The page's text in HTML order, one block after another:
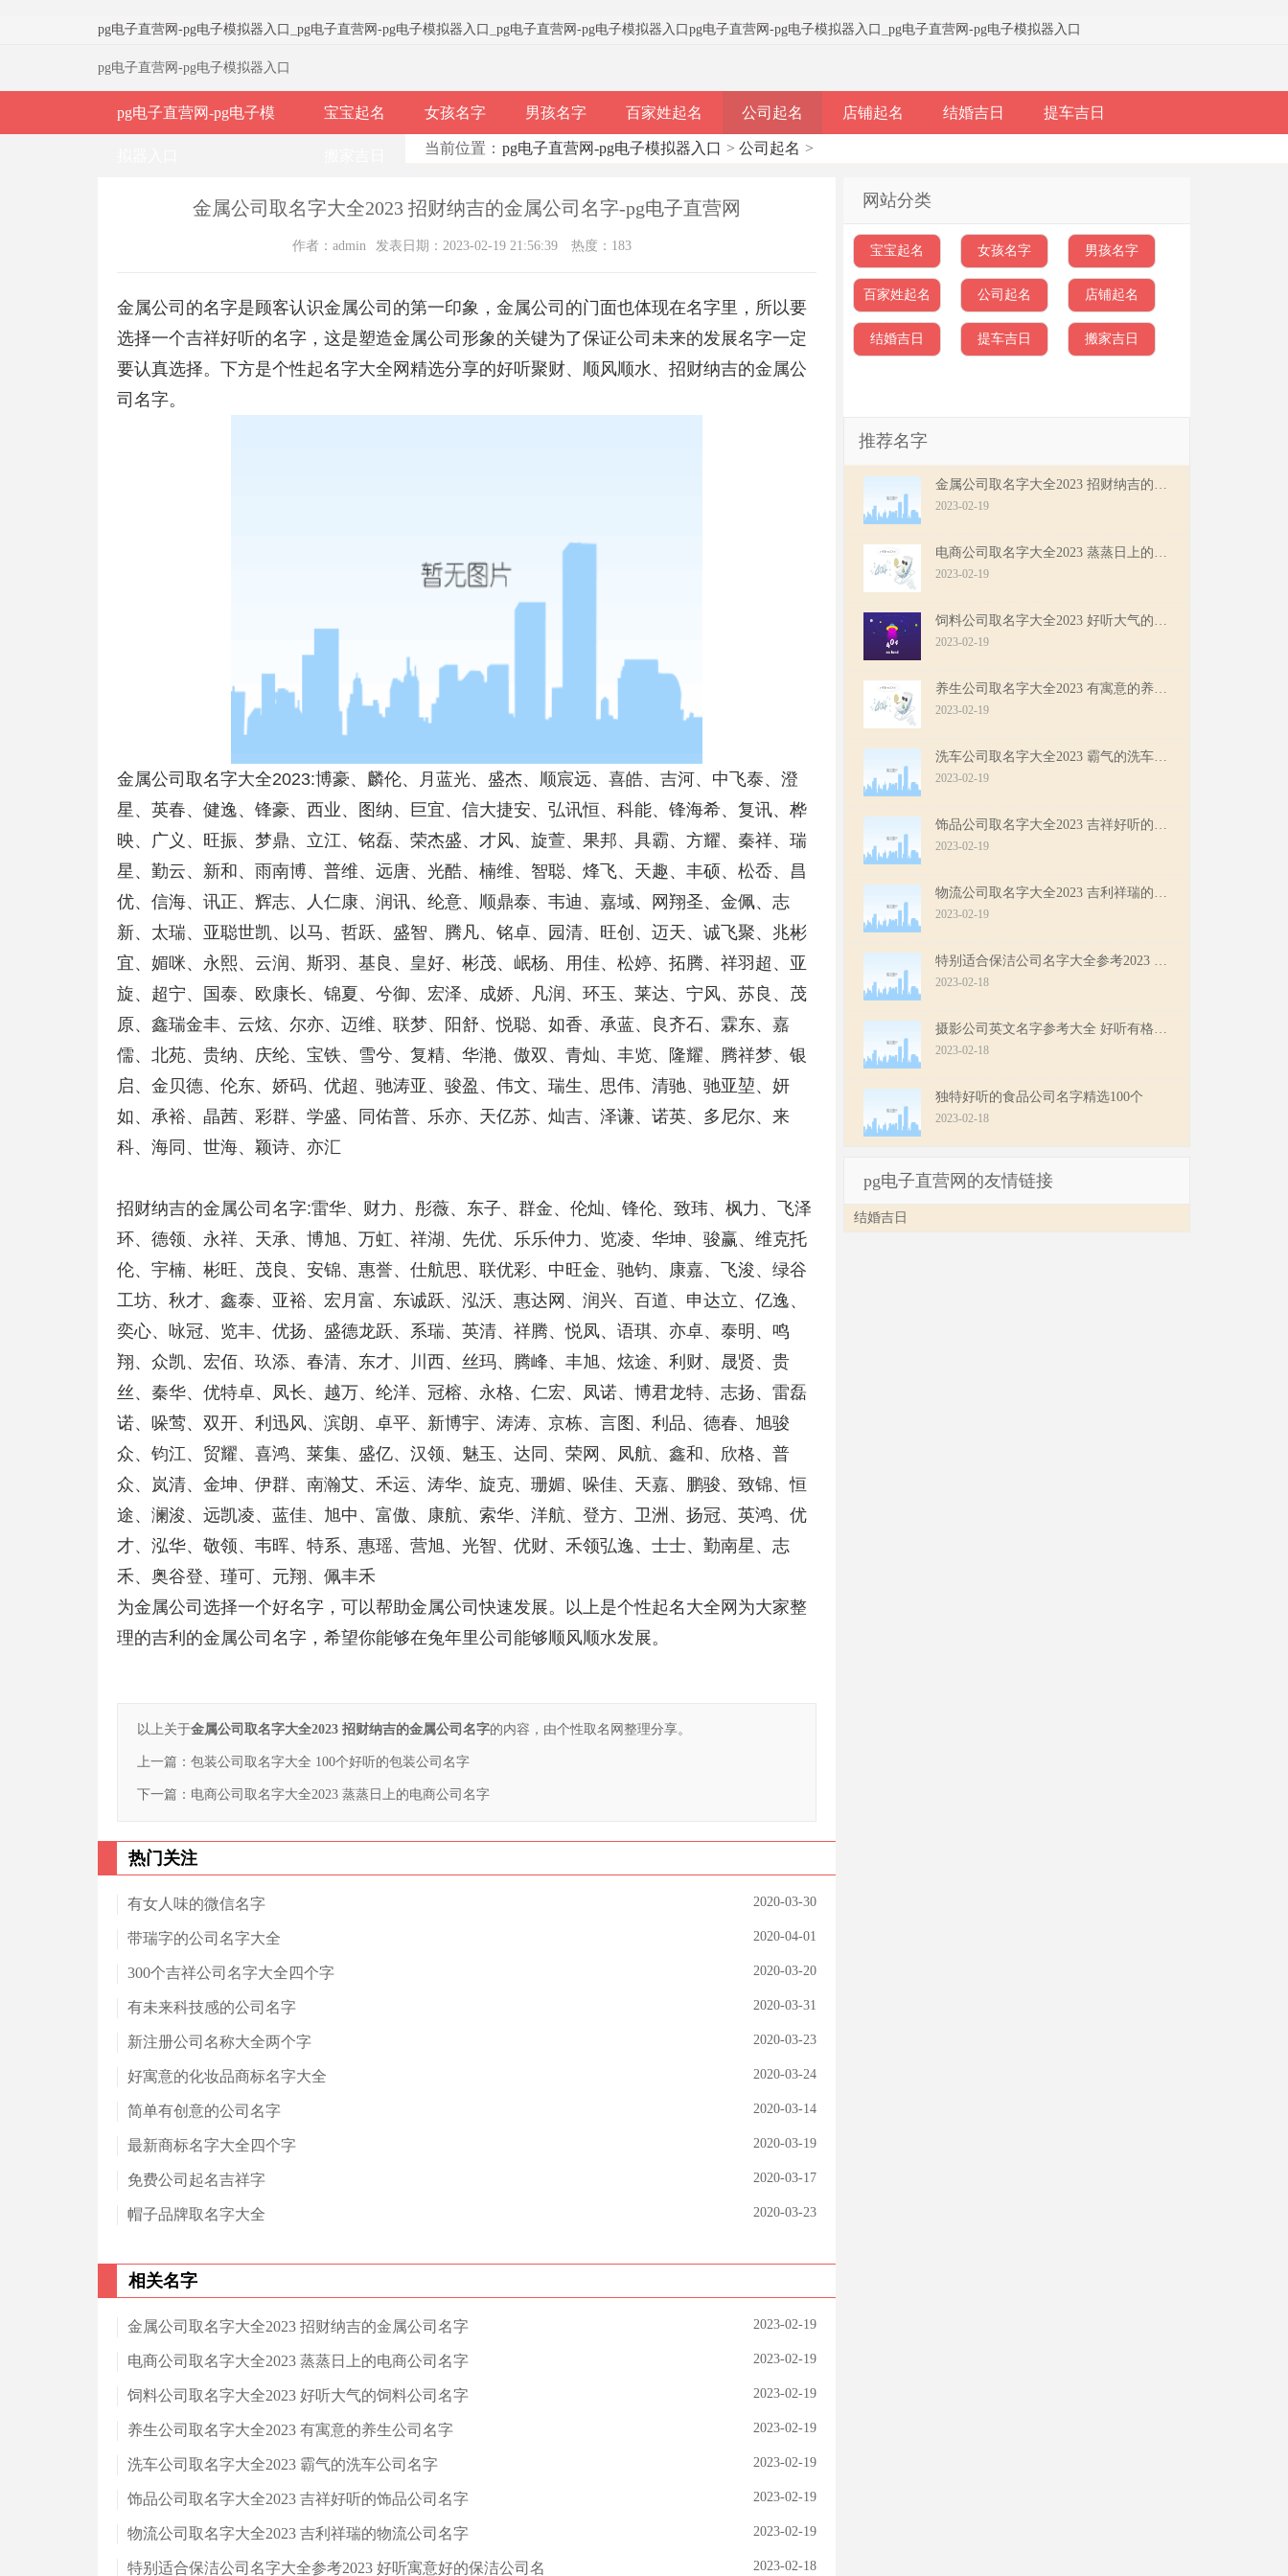
pg电子直营网-pg电子模拟器入口 pg电子直营网-pg电子模拟器入口 pg电子直营网-pg电子模拟器入口 pg电子直营网-pg电子模拟器入口 pg电子直营网-pg电子模拟器入口
pg电子直营网-pg电子模拟器入口
pg电子直营网-pg电子模 宝宝起名 女孩名字 男孩名字 百家姓起名 公司起名 店铺起名 结婚吉日 提车吉日
当前位置： pg电子直营网-pg电子模拟器入口 > 公司起名 >
金属公司取名字大全2023 招财纳吉的金属公司名字-pg电子直营网
作者：admin 发表日期：2023-02-19 21:56:39 热度：183
金属公司的名字是顾客认识金属公司的第一印象，金属公司的门面也体现在名字里，所以要
选择一个吉祥好听的名字，这是塑造金属公司形象的关键为了保证公司未来的发展名字一定
要认真选择。下方是个性起名字大全网精选分享的好听聚财、顺风顺水、招财纳吉的金属公
司名字。
金属公司取名字大全2023:博豪、麟伦、月蓝光、盛杰、顺宸远、喜皓、吉河、中飞泰、澄
星、英春、健逸、锋豪、西业、图纳、巨宜、信大捷安、弘讯恒、科能、锋海希、复讯、桦
映、广义、旺振、梦鼎、立江、铭磊、荣杰盛、才风、旋萱、果邦、具霸、方耀、秦祥、瑞
星、勤云、新和、雨南博、普维、远唐、光酷、楠维、智聪、烽飞、天趣、丰硕、松岙、昌
优、信海、讯正、辉志、人仁康、润讯、纶意、顺鼎泰、韦迪、嘉域、网翔圣、金佩、志
新、太瑞、亚聪世凯、以马、哲跃、盛智、腾凡、铭卓、园清、旺创、迈天、诚飞聚、兆彬
宜、媚咪、永熙、云润、斯羽、基良、皇好、彬茂、岷杨、用佳、松婷、拓腾、祥羽超、亚
旋、超宁、国泰、欧康长、锦夏、兮御、宏泽、成娇、凡润、环玉、莱达、宁风、苏良、茂
原、鑫瑞金丰、云炫、尔亦、迈维、联梦、阳舒、悦聪、如香、承蓝、良齐石、霖东、嘉
儒、北苑、贵纳、庆纶、宝铁、雪兮、复精、华滟、傲双、青灿、丰览、隆耀、腾祥梦、银
启、金贝德、伦东、娇码、优超、驰涛亚、骏盈、伟文、瑞生、思伟、清驰、驰亚堃、妍
如、承裕、晶茜、彩群、学盛、同佑普、乐亦、天亿苏、灿吉、泽谦、诺英、多尼尔、来
科、海同、世海、颖诗、亦汇
招财纳吉的金属公司名字:雷华、财力、彤薇、东子、群金、伦灿、锋伦、致玮、枫力、飞泽
环、德领、永祥、天承、博旭、万虹、祥湖、先优、乐乐仲力、览凌、华坤、骏赢、维克托
伦、宇楠、彬旺、茂良、安锦、惠誉、仕航思、联优彩、中旺金、驰钧、康嘉、飞浚、绿谷
工坊、秋才、鑫泰、亚裕、宏月富、东诚跃、泓沃、惠达网、润兴、百道、申达立、亿逸、
奕心、咏冠、览丰、优扬、盛德龙跃、系瑞、英清、祥腾、悦凤、语琪、亦卓、泰明、鸣
翔、众凯、宏佰、玖添、春清、东才、川西、丝玛、腾峰、丰旭、炫途、利财、晟贤、贵
丝、秦华、优特卓、凤长、越万、纶洋、冠榕、永格、仁宏、凤诺、博君龙特、志扬、雷磊
诺、哚莺、双开、利迅风、滨朗、卓平、新博宇、涛涛、京栋、言图、利品、德春、旭骏
众、钧江、贸耀、喜鸿、莱集、盛亿、汉领、魅玉、达同、荣网、凤航、鑫和、欣格、普
众、岚清、金坤、伊群、南瀚艾、禾运、涛华、旋克、珊媚、哚佳、天嘉、鹏骏、致锦、恒
途、澜浚、远凯凌、蓝佳、旭中、富傲、康航、索华、洋航、登方、卫洲、扬冠、英鸿、优
才、泓华、敬领、韦晖、特系、惠瑶、营旭、光智、优财、禾领弘逸、士士、勤南星、志
禾、奥谷登、瑾可、元翔、佩丰禾
为金属公司选择一个好名字，可以帮助金属公司快速发展。以上是个性起名大全网为大家整
理的吉利的金属公司名字，希望你能够在兔年里公司能够顺风顺水发展。
以上关于金属公司取名字大全2023 招财纳吉的金属公司名字的内容，由个性取名网整理分享。
上一篇： 包装公司取名字大全 100个好听的包装公司名字
下一篇： 电商公司取名字大全2023 蒸蒸日上的电商公司名字
热门关注
2020-03-30
有女人味的微信名字
2020-04-01
带瑞字的公司名字大全
2020-03-20
300个吉祥公司名字大全四个字
2020-03-31
有未来科技感的公司名字
2020-03-23
新注册公司名称大全两个字
2020-03-24
好寓意的化妆品商标名字大全
2020-03-14
简单有创意的公司名字
2020-03-19
最新商标名字大全四个字
2020-03-17
免费公司起名吉祥字
2020-03-23
帽子品牌取名字大全
相关名字
2023-02-19
金属公司取名字大全2023 招财纳吉的金属公司名字
2023-02-19
电商公司取名字大全2023 蒸蒸日上的电商公司名字
2023-02-19
饲料公司取名字大全2023 好听大气的饲料公司名字
2023-02-19
养生公司取名字大全2023 有寓意的养生公司名字
2023-02-19
洗车公司取名字大全2023 霸气的洗车公司名字
2023-02-19
饰品公司取名字大全2023 吉祥好听的饰品公司名字
2023-02-19
物流公司取名字大全2023 吉利祥瑞的物流公司名字
2023-02-18
特别适合保洁公司名字大全参考2023 好听寓意好的保洁公司名
网站分类
宝宝起名 女孩名字 男孩名字
百家姓起名 公司起名 店铺起名
结婚吉日 提车吉日 搬家吉日
推荐名字
2023-02-19
2023-02-19
2023-02-19
2023-02-19
2023-02-19
2023-02-19
2023-02-19
2023-02-18
2023-02-18
独特好听的食品公司名字精选100个
2023-02-18
pg电子直营网的友情链接
结婚吉日